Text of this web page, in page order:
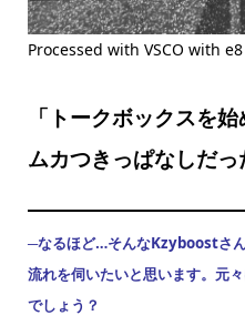
Processed with VSCO with
「トークボックスを
ムカつきっぱなしだっ
─なるほど…そんなKzyboostさ
流れを伺いたいと思います。元
でしょう？